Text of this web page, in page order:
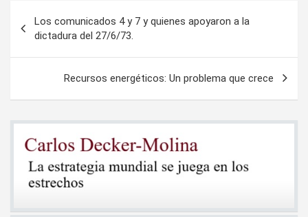
de
entradas
Los comunicados 4 y 7 y quienes apoyaron a la
dictadura del 27/6/73.
Recursos energéticos: Un problema que crece